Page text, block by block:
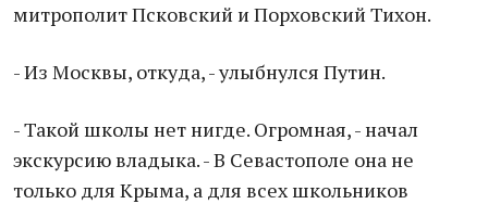
митрополит Псковский и Порховский Тихон.
- Из Москвы, откуда, - улыбнулся Путин.
- Такой школы нет нигде. Огромная, - начал
экскурсию владыка. - В Севастополе она не
только для Крыма, а для всех школьников